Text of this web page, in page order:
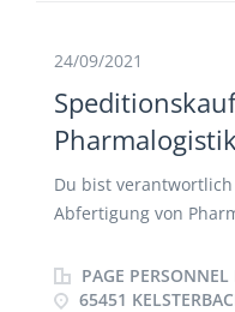
zugesagten Lieferplan
Verwaltung und
Logistikdienstleistern
Maßnahmen
und Analysieren von
Prozessoptimierung
24/09/2021
Pharmalogistik
Du bist
Abfertigung von
Überwachung der
Tracing Erarbeiten
PAGE
65451